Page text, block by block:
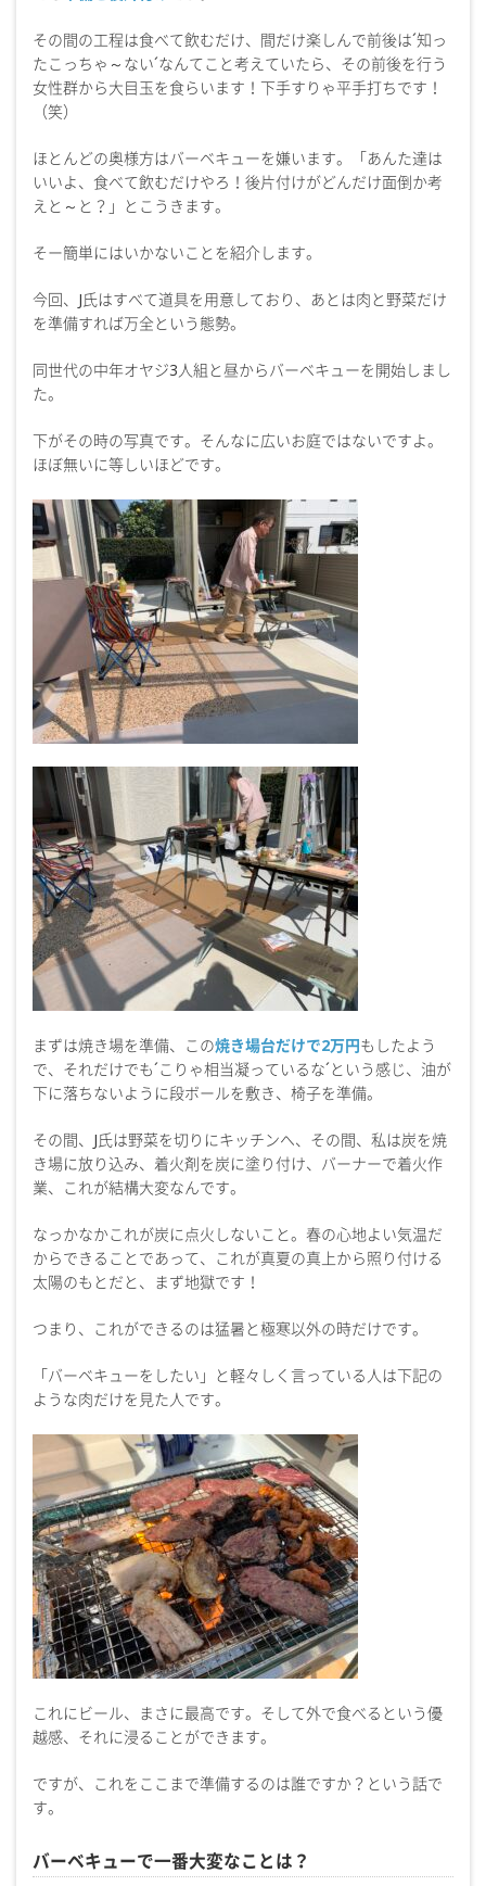
その間の工程は食べて飲むだけ、間だけ楽しんで前後は´知っ
たこっちゃ～ない´なんてこと考えていたら、その前後を行う
女性群から大目玉を食らいます！下手すりゃ平手打ちです！
（笑）
ほとんどの奥様方はバーベキューを嫌います。「あんた達は
いいよ、食べて飲むだけやろ！後片付けがどんだけ面倒か考
えと～と？」とこうきます。
そー簡単にはいかないことを紹介します。
今回、J氏はすべて道具を用意しており、あとは肉と野菜だけ
を準備すれば万全という態勢。
同世代の中年オヤジ3人組と昼からバーベキューを開始しまし
た。
下がその時の写真です。そんなに広いお庭ではないですよ。
ほぼ無いに等しいほどです。
まずは焼き場を準備、この焼き場台だけで2万円もしたよう
で、それだけでも´こりゃ相当凝っているな´という感じ、油が
下に落ちないように段ボールを敷き、椅子を準備。
その間、J氏は野菜を切りにキッチンへ、その間、私は炭を焼
き場に放り込み、着火剤を炭に塗り付け、バーナーで着火作
業、これが結構大変なんです。
なっかなかこれが炭に点火しないこと。春の心地よい気温だ
からできることであって、これが真夏の真上から照り付ける
太陽のもとだと、まず地獄です！
つまり、これができるのは猛暑と極寒以外の時だけです。
「バーベキューをしたい」と軽々しく言っている人は下記の
ような肉だけを見た人です。
これにビール、まさに最高です。そして外で食べるという優
越感、それに浸ることができます。
ですが、これをここまで準備するのは誰ですか？という話で
す。
バーベキューで一番大変なことは？